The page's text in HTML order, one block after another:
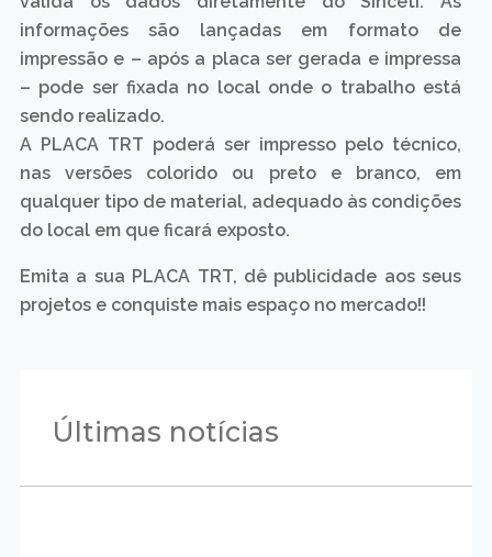
informações são lançadas em formato de
impressão e – após a placa ser gerada e impressa
– pode ser fixada no local onde o trabalho está
sendo realizado.
A PLACA TRT poderá ser impresso pelo técnico,
nas versões colorido ou preto e branco, em
qualquer tipo de material, adequado às condições
do local em que ficará exposto.
Emita a sua PLACA TRT, dê publicidade aos seus
projetos e conquiste mais espaço no mercado!!
Últimas notícias